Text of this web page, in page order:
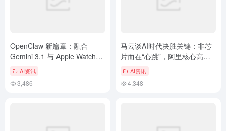
OpenClaw 新篇章：融合
Gemini 3.1 与 Apple Watch，
引领 AI 生态革新
AI资讯
3,486
马云谈AI时代决胜关键：非芯
片而在“心跳”，阿里核心高管
齐聚云谷议教育
AI资讯
4,348